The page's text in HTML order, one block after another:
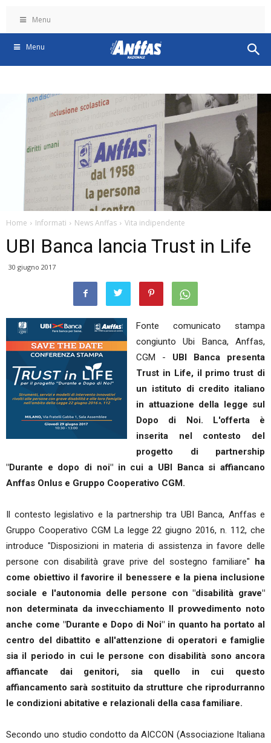
Menu
Menu
Home Informati News Anffas Vita indipendente
UBI Banca lancia Trust in Life
30 giugno 2017
Fonte comunicato stampa
congiunto Ubi Banca, Anffas,
CGM - UBI Banca presenta
Trust in Life, il primo trust di
un istituto di credito italiano
in attuazione della legge sul
Dopo di Noi. L'offerta è
inserita nel contesto del
progetto di partnership
"Durante e dopo di noi" in cui a UBI Banca si affiancano
Anffas Onlus e Gruppo Cooperativo CGM.
Il contesto legislativo e la partnership tra UBI Banca, Anffas e
Gruppo Cooperativo CGM La legge 22 giugno 2016, n. 112, che
introduce "Disposizioni in materia di assistenza in favore delle
persone con disabilità grave prive del sostegno familiare" ha
come obiettivo il favorire il benessere e la piena inclusione
sociale e l'autonomia delle persone con "disabilità grave"
non determinata da invecchiamento Il provvedimento noto
anche come "Durante e Dopo di Noi" in quanto ha portato al
centro del dibattito e all'attenzione di operatori e famiglie
sia il periodo in cui le persone con disabilità sono ancora
affiancate dai genitori, sia quello in cui questo
affiancamento sarà sostituito da strutture che riprodurranno
le condizioni abitative e relazionali della casa familiare.
Secondo uno studio condotto da AICCON (Associazione Italiana